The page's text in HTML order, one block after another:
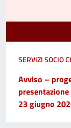
SERVIZI SOCIO
Avviso –
23 giugno